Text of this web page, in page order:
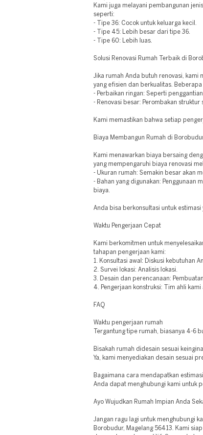
Kami juga melayani pembangunan
seperti:
- Tipe 36: Cocok untuk keluarga kecil.
- Tipe 45: Lebih besar dari tipe 36.
- Tipe 60: Lebih luas.
Solusi Renovasi Rumah Terbaik di
Jika rumah Anda butuh renovasi, kami
yang efisien dan berkualitas.
- Perbaikan ringan: Seperti
- Renovasi besar: Perombakan
Kami memastikan bahwa setiap
Biaya Membangun Rumah di
Kami menawarkan biaya bersaing
yang mempengaruhi biaya renovasi
- Ukuran rumah: Semakin besar akan
- Bahan yang digunakan: Penggunaan
biaya.
Anda bisa berkonsultasi untuk estimasi
Waktu Pengerjaan Cepat
Kami berkomitmen untuk
tahapan pengerjaan kami:
1. Konsultasi awal: Diskusi kebutuhan
2. Survei lokasi: Analisis lokasi.
3. Desain dan perencanaan:
4. Pengerjaan konstruksi: Tim ahli kami
FAQ
Waktu pengerjaan rumah
Tergantung tipe rumah, biasanya 4-6
Bisakah rumah didesain sesuai
Ya, kami menyediakan desain sesuai
Bagaimana cara mendapatkan
Anda dapat menghubungi kami untuk
Ayo Wujudkan Rumah Impian Anda
Jangan ragu lagi untuk menghubungi
Borobudur, Magelang 56413. Kami